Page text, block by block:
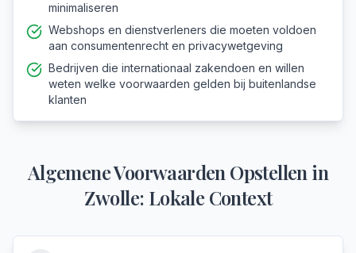
minimaliseren
Webshops en dienstverleners die moeten voldoen
aan consumentenrecht en privacywetgeving
Bedrijven die internationaal zakendoen en willen
weten welke voorwaarden gelden bij buitenlandse
klanten
Algemene Voorwaarden Opstellen in
Zwolle: Lokale Context